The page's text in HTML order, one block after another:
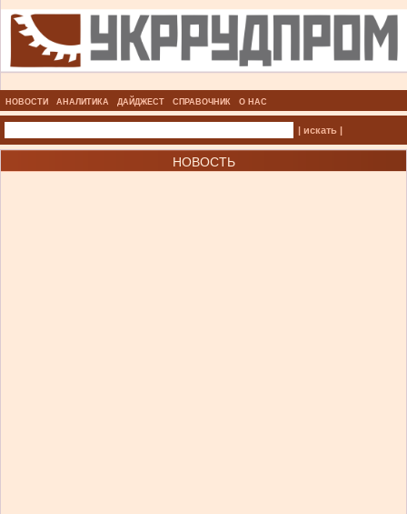
НОВОСТИ АНАЛИТИКА ДАЙДЖЕСТ СПРАВОЧНИК О НАС
| искать |
НОВОСТЬ